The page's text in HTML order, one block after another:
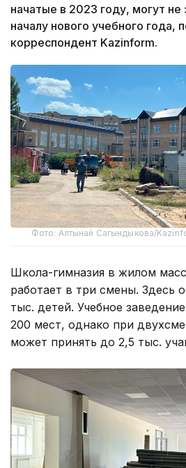
начатые в 2023 году, могут не
началу нового учебного года,
корреспондент Kazinform.
Фото: Алтынай Сагындыкова/
Школа-гимназия в жилом
работает в три смены. Здесь
тыс. детей. Учебное
200 мест, однако при
может принять до 2,5 тыс.